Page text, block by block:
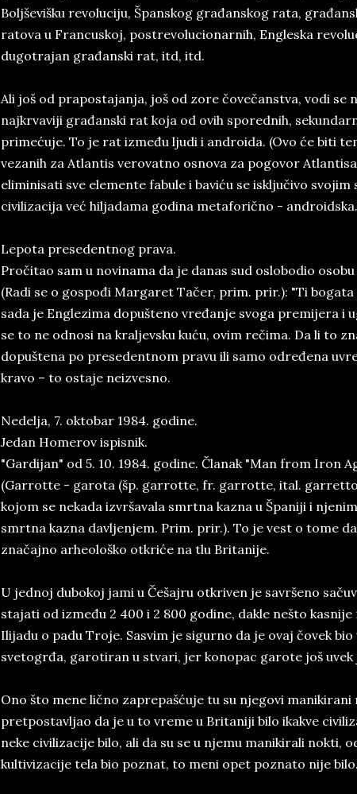
Boljševišku revoluciju, Španskog građanskog rata,
ratova u Francuskoj, postrevolucionarnih, Engleska
dugotrajan građanski rat, itd, itd.
Ali još od prapostajanja, još od zore čovečanstva, vodi se
najkrvaviji građanski rat koja od ovih sporednih,
primećuje. To je rat između ljudi i androida. (Ovo će biti
vezanih za Atlantis verovatno osnova za pogovor
eliminisati sve elemente fabule i baviću se isključivo svojim
civilizacija već hiljadama godina metaforično -
Lepota presedentnog prava.
Pročitao sam u novinama da je danas sud oslobodio
(Radi se o gospođi Margaret Tačer, prim. prir.): "Ti
sada je Englezima dopušteno vređanje svoga premijera i
se to ne odnosi na kraljevsku kuću, ovim rečima. Da li to
dopuštena po presedentnom pravu ili samo određena
kravo – to ostaje neizvesno.
Nedelja, 7. oktobar 1984. godine.
Jedan Homerov ispisnik.
"Gardijan" od 5. 10. 1984. godine. Članak "Man from Iron
(Garrotte - garota (šp. garrotte, fr. garrotte, ital.
kojom se nekada izvršavala smrtna kazna u Španiji i
smrtna kazna davljenjem. Prim. prir.). To je vest o tome
značajno arheološko otkriće na tlu Britanije.
U jednoj dubokoj jami u Češajru otkriven je savršeno
stajati od između 2 400 i 2 800 godine, dakle nešto
Ilijadu o padu Troje. Sasvim je sigurno da je ovaj čovek
svetogrđa, garotiran u stvari, jer konopac garote još
Ono što mene lično zaprepašćuje tu su njegovi
pretpostavljao da je u to vreme u Britaniji bilo ikakve
neke civilizacije bilo, ali da su se u njemu manikirali nokti,
kultivizacije tela bio poznat, to meni opet poznato nije bilo.